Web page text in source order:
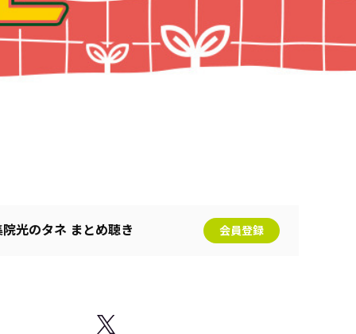
院光のタネ まとめ聴き 会員登録